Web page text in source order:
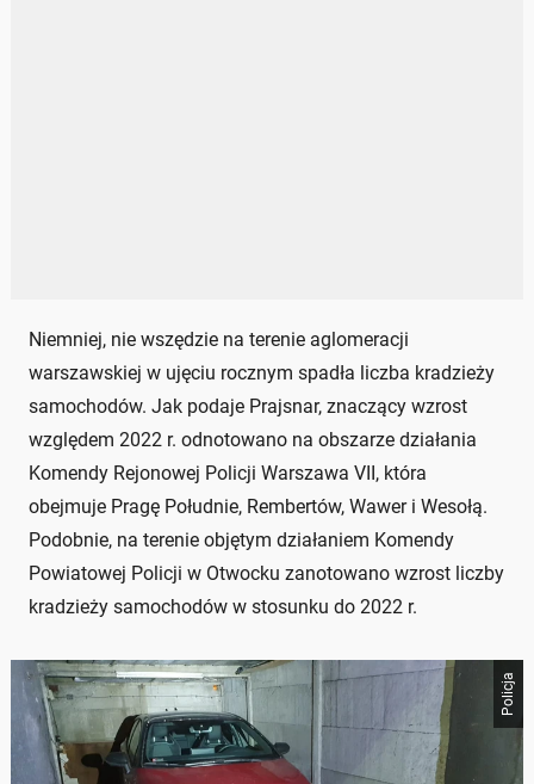
Niemniej, nie wszędzie na terenie aglomeracji
warszawskiej w ujęciu rocznym spadła liczba kradzieży
samochodów. Jak podaje Prajsnar, znaczący wzrost
względem 2022 r. odnotowano na obszarze działania
Komendy Rejonowej Policji Warszawa VII, która
obejmuje Pragę Południe, Rembertów, Wawer i Wesołą.
Podobnie, na terenie objętym działaniem Komendy
Powiatowej Policji w Otwocku zanotowano wzrost liczby
kradzieży samochodów w stosunku do 2022 r.
Policja